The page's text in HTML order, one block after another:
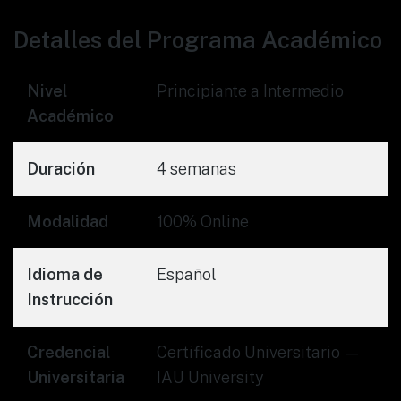
Detalles del Programa Académico
Nivel
Académico
Principiante a Intermedio
Duración 4 semanas
Modalidad 100% Online
Idioma de
Instrucción
Español
Credencial
Universitaria
Certificado Universitario —
IAU University